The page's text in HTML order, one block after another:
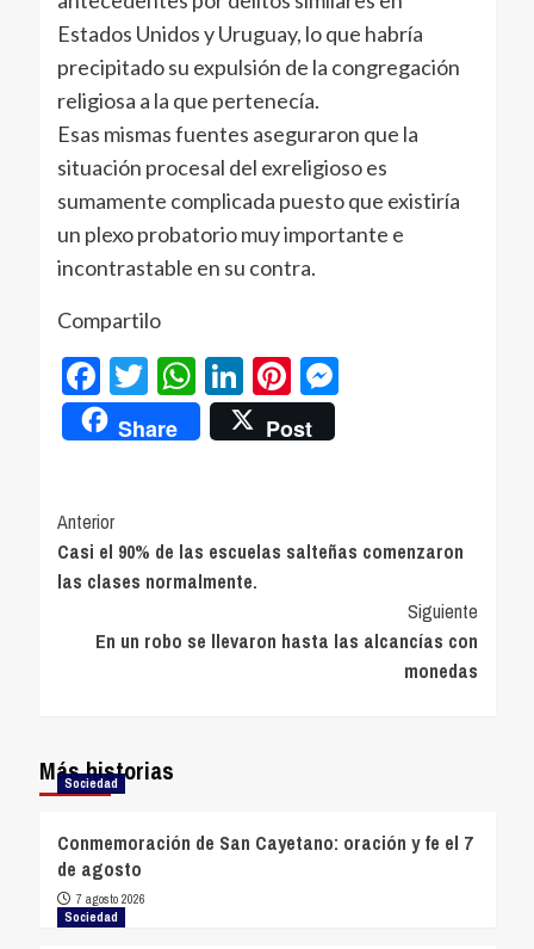
Estados Unidos y Uruguay, lo que habría
precipitado su expulsión de la congregación
religiosa a la que pertenecía.
Esas mismas fuentes aseguraron que la
situación procesal del exreligioso es
sumamente complicada puesto que existiría
un plexo probatorio muy importante e
incontrastable en su contra.
Compartilo
Facebook
Twitter
WhatsApp
LinkedIn
Pinterest
Messenger
Share Post
Navegación
de
entradas
Anterior
Casi el 90% de las escuelas salteñas comenzaron
las clases normalmente.
Siguiente
En un robo se llevaron hasta las alcancías con
monedas
Más historias
Sociedad
Conmemoración de San Cayetano: oración y fe el 7
de agosto
7 agosto 2026
Sociedad